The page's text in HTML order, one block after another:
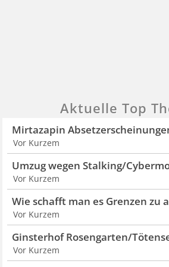
Aktuelle Top
Mirtazapin
Vor Kurzem
Umzug wegen Stalking/
Vor Kurzem
Wie schafft man es Grenzen zu
Vor Kurzem
Ginsterhof Rosengarten/
Vor Kurzem